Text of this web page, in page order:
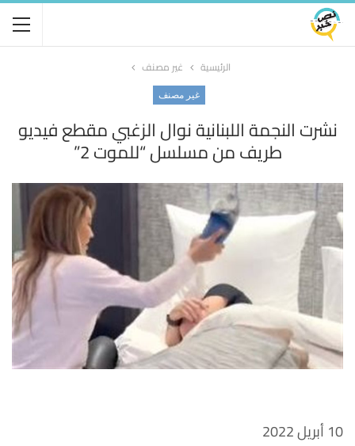
الرئيسية غير مصنف
غير مصنف
نشرت النجمة اللبنانية نوال الزغبي مقطع فيديو
طريف من مسلسل “للموت 2”
10 أبريل 2022